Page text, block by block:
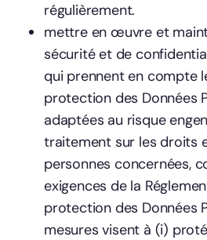
régulièrement.
mettre en œuvre et
sécurité et de
qui prennent en compte
protection des Données
adaptées au risque
traitement sur les droits
personnes concernées,
exigences de la
protection des Données
mesures visent à (i)